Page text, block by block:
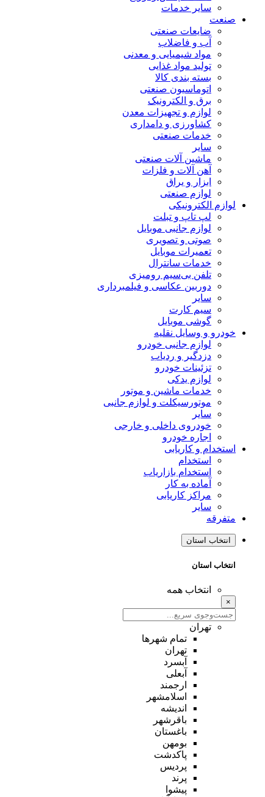
سایر خدمات
صنعت
ضایعات صنعتی
آب و فاضلاب
مواد شیمیایی و معدنی
تولید مواد غذایی
بسته بندی کالا
اتوماسیون صنعتی
برق و الکترونیک
لوازم و تجهیزات معدن
کشاورزی و دامداری
خدمات صنعتی
سایر
ماشین آلات صنعتی
آهن آلات و فلزات
ابزار و یراق
لوازم صنعتی
لوازم الکترونیکی
لپ تاپ و تبلت
لوازم جانبی موبایل
صوتی و تصویری
تعمیرات موبایل
خدمات سانترال
تلفن بی‌سیم رومیزی
دوربین عکاسی و فیلمبرداری
سایر
سیم کارت
گوشی موبایل
خودرو و وسایل نقلیه
لوازم جانبی خودرو
دزدگیر و ردیاب
تزئینات خودرو
لوازم یدکی
خدمات ماشین و موتور
موتورسیکلت و لوازم جانبی
سایر
خودروی داخلی و خارجی
اجاره خودرو
استخدام و کاریابی
استخدام
استخدام بازاریاب
آماده به کار
مراکز کاریابی
سایر
متفرقه
انتخاب استان
انتخاب استان
انتخاب همه
×
تهران
تمام شهر‌ها
تهران
آبسرد
آبعلی
ارجمند
اسلامشهر
اندیشه
باقرشهر
باغستان
بومهن
پاکدشت
پردیس
پرند
پیشوا